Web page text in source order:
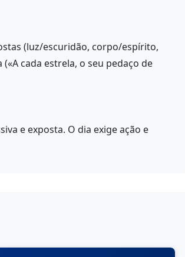
(luz/escuridão, corpo/espírito,
cada estrela, o seu pedaço de
e exposta. O dia exige ação e